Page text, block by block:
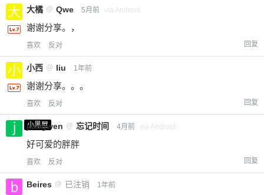
大橘 @ Qwe 5月前 via Android
谢谢分享。，
喜欢 反对 回复
小西 @ liu 1年前
谢谢分享。。。
喜欢 反对 回复
小黑屋
jiangwen @ 忘记时间 4月前 via Android
好可爱的胖胖
喜欢 反对 回复
Beires @ 已注销 1年前